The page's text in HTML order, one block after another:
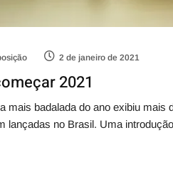
2 de janeiro de 2021
2021
mais badalada do ano exibiu mais
lançadas no Brasil. Uma